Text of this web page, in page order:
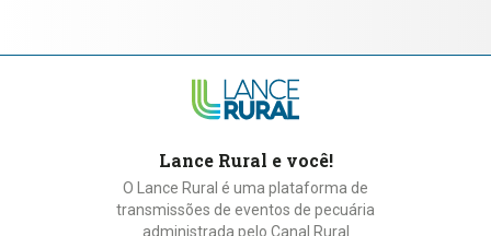
Lance Rural e você!
O Lance Rural é uma plataforma de
transmissões de eventos de pecuária
administrada pelo Canal Rural